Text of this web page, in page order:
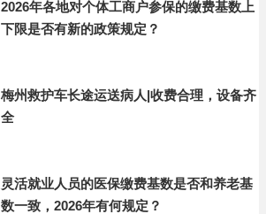
2026年各地对个体工商户参保的缴费基数上
下限是否有新的政策规定？
梅州救护车长途运送病人|收费合理，设备齐
全
灵活就业人员的医保缴费基数是否和养老基
数一致，2026年有何规定？